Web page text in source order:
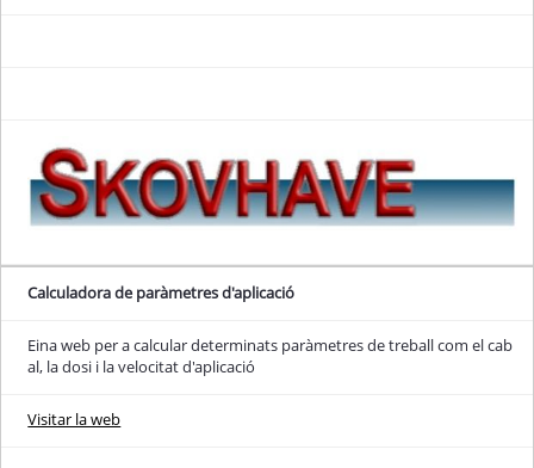
Calculadora de paràmetres d'aplicació
Eina web per a calcular determinats paràmetres de treball com el cab
al, la dosi i la velocitat d'aplicació
Visitar la web